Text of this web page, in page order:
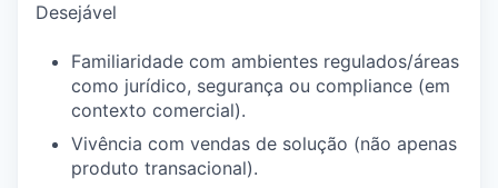
Desejável
Familiaridade com ambientes regulados/áreas
como jurídico, segurança ou compliance (em
contexto comercial).
Vivência com vendas de solução (não apenas
produto transacional).